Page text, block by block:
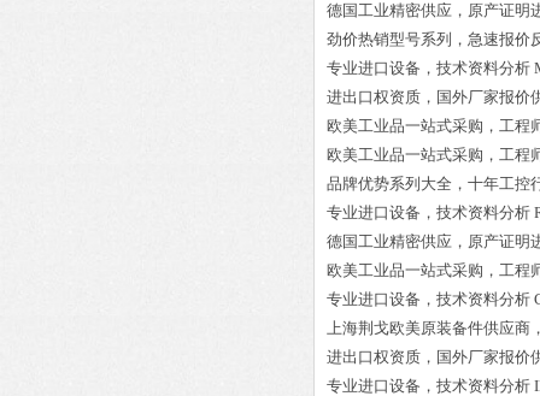
德国工业精密供应，原产证明
劲价热销型号系列，急速报价
专业进口设备，技术资料分析
进出口权资质，国外厂家报价
欧美工业品一站式采购，工程
欧美工业品一站式采购，工程
品牌优势系列大全，十年工控
专业进口设备，技术资料分析
德国工业精密供应，原产证明
欧美工业品一站式采购，工程
专业进口设备，技术资料分析
上海荆戈欧美原装备件供应商
进出口权资质，国外厂家报价
专业进口设备，技术资料分析